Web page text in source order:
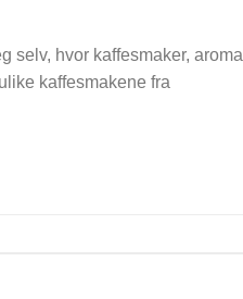
selv, hvor kaffesmaker, aroma
kaffesmakene fra